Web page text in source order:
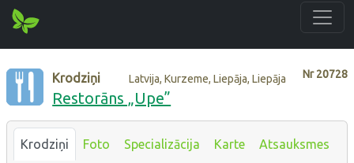
Nr20728
Krodziņi Latvija, Kurzeme, Liepāja, Liepāja
Restorāns „Upe”
Krodziņi Foto Specializācija Karte Atsauksmes